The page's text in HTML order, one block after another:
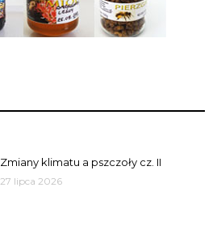
Zmiany klimatu a pszczoły cz. II
27 lipca 2026